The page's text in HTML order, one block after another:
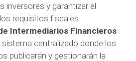
inversores y garantizar el
requisitos fiscales.
Intermediarios Financieros
sistema centralizado donde los
publicarán y gestionarán la